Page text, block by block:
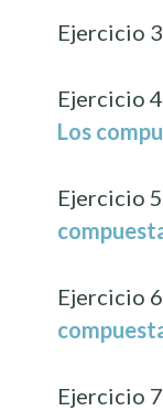
Ejercicio
Ejercicio
Los
Ejercicio
Ejercicio
Ejercicio